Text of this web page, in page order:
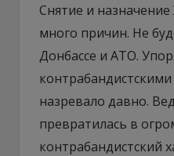
Снятие и
много причин. Не
Донбассе и АТО.
назревало давно.
превратилась в
контрабандистский